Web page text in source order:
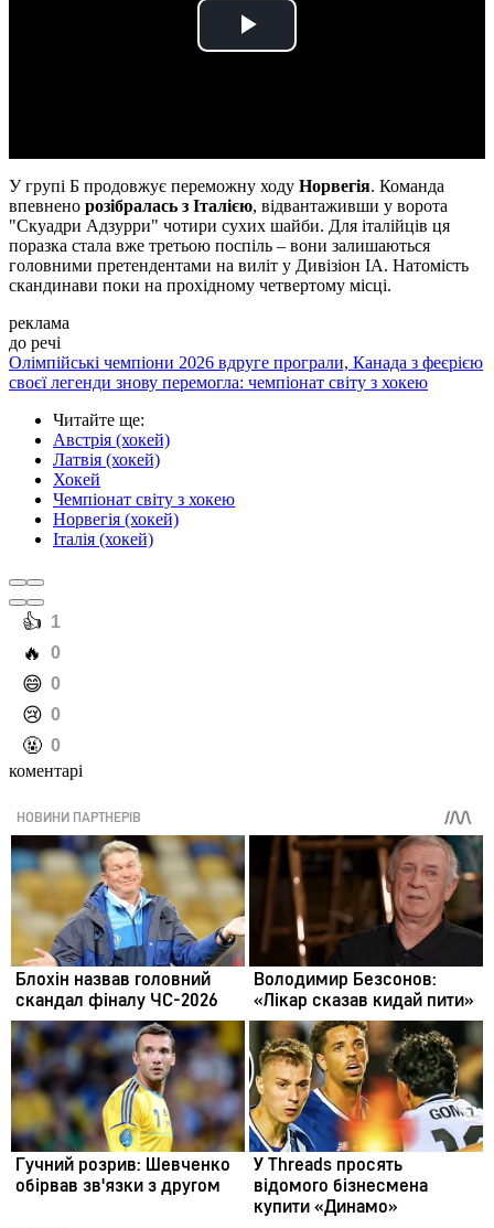
Play
У групі Б продовжує переможну ходу Норвегія. Команда
впевнено розібралась з Італією, відвантаживши у ворота
"Скуадри Адзурри" чотири сухих шайби. Для італійців ця
поразка стала вже третьою поспіль – вони залишаються
головними претендентами на виліт у Дивізіон IA. Натомість
скандинави поки на прохідному четвертому місці.
реклама
до речі
Олімпійські чемпіони 2026 вдруге програли, Канада з феєрією
своєї легенди знову перемогла: чемпіонат світу з хокею
Читайте ще:
Австрія (хокей)
Латвія (хокей)
Хокей
Чемпіонат світу з хокею
Норвегія (хокей)
Італія (хокей)
️👍 1
️🔥 0
️😄 0
️😢 0
️🤬 0
коментарі